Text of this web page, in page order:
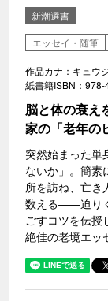
新潮選書
エッセイ・随筆
作品カナ：キュウ
紙書籍ISBN：
脳と体の衰え
家の「老年の
突然始まった単
ないか」。簡素
所を訪ね、亡き
数える――迫り
ごすコツを伝授
絶佳の老境エッ